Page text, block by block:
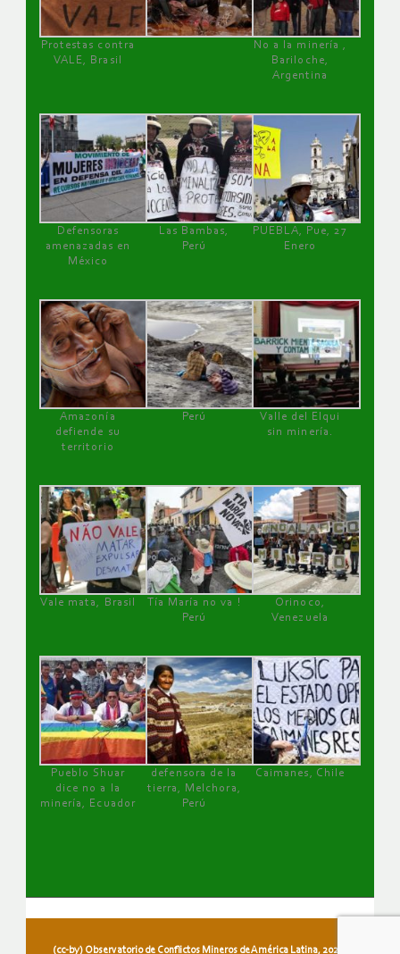
Protestas contra
VALE, Brasil
No a la minería ,
Bariloche,
Argentina
Defensoras
amenazadas en
México
Las Bambas,
Perú
PUEBLA, Pue, 27
Enero
Amazonía
defiende su
territorio
Perú
Valle del Elqui
sin minería.
Vale mata, Brasil
Tía María no va !
Perú
Orinoco,
Venezuela
Pueblo Shuar
dice no a la
minería, Ecuador
defensora de la
tierra, Melchora,
Perú
Caimanes, Chile
(cc-by) Observatorio de Conflictos Mineros de América Latina, 2026